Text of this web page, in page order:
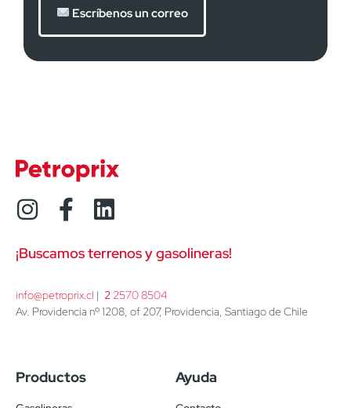
Escríbenos un correo
¡Buscamos terrenos y gasolineras!
info@petroprix.cl | 2 2570 8504
Av. Providencia nº 1208, of 207, Providencia, Santiago de Chile
Productos Ayuda